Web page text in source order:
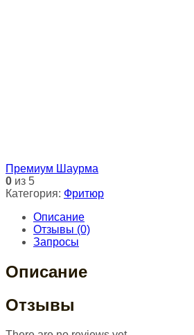
Премиум Шаурма
0 из 5
Категория: Фритюр
Описание
Отзывы (0)
Запросы
Описание
Отзывы